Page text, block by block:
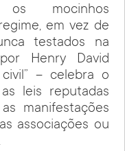
os mocinhos
em vez de
testados na
Henry David
– celebra o
leis reputadas
manifestações
associações ou